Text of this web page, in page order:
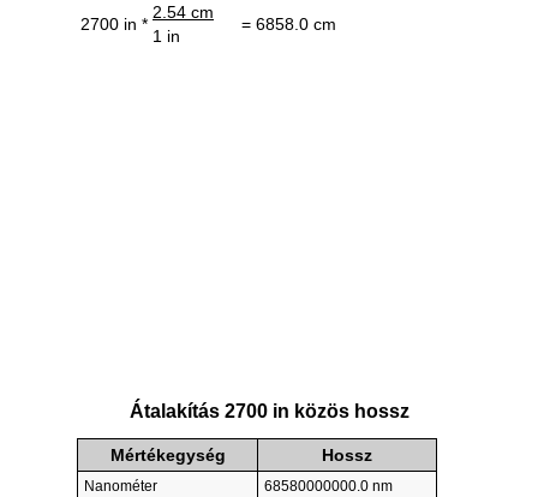
2700 in *
2.54 cm
= 6858.0 cm
1 in
Átalakítás 2700 in közös hossz
Mértékegység Hossz
Nanométer
68580000000.0 nm